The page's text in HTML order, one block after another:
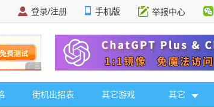
登录/注册 手机版 举报中心
广告 商业广告，理性选择
街机出招表 其它游戏 其它